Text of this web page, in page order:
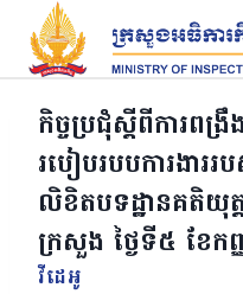
Skip
content
កិច្ចប្រជុំស្តីពីការពង្
របៀបរបបការងាររ
លិខិតបទដ្ឋានគតិយុ
ក្រសួង ថ្ងៃទី៥ ខែក
វីដេអូ